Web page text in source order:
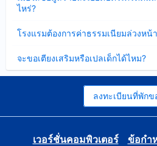
แล้ว
ไหร่?
บาง
แล้ว
โรงแรมต้องการค่าธรรมเนียมล่วงหน้
ข้อมูล
ส่วน
แล้ว
จะขอเตียงเสริมหรือเปลเด็กได้ไหม?
ข้อมูล
บาง
ลงทะเบียนที่พักข
เวอร์ชั่นคอมพิวเตอร์
ข้อกำ